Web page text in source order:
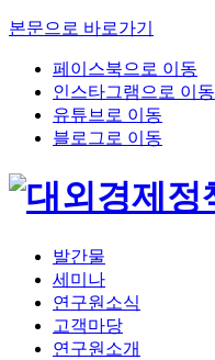
본문으로 바로가기
페이스북으로 이동
인스타그램으로 이동
유튜브로 이동
블로그로 이동
발간물
세미나
연구원소식
고객마당
연구원소개